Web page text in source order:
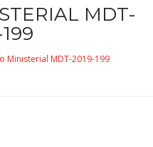
MDT-
Ministerial MDT-2019-199